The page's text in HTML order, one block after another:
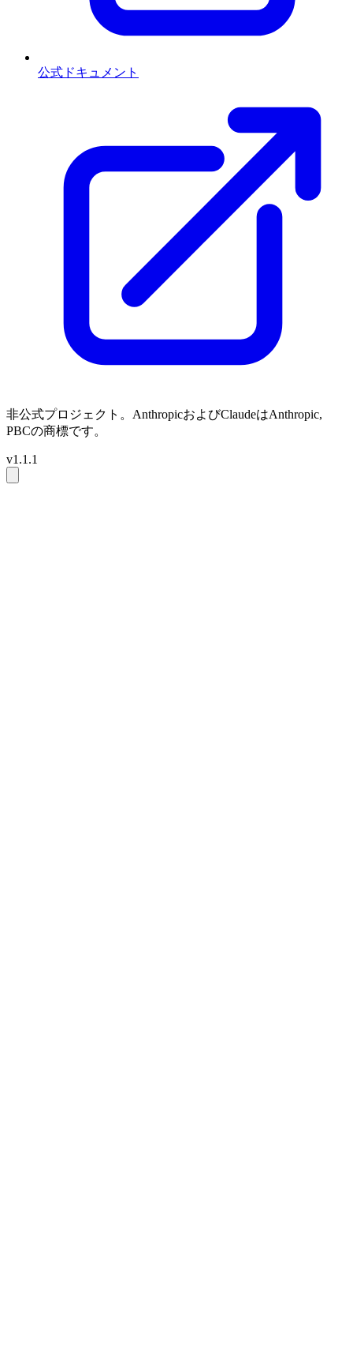
公式ドキュメント
非公式プロジェクト。AnthropicおよびClaudeはAnthropic,
PBCの商標です。
v1.1.1